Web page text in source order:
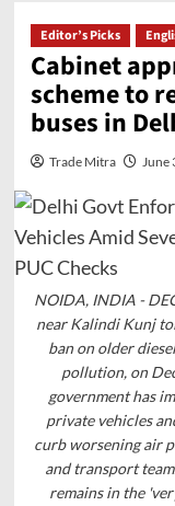
Editor’s Picks
Cabinet
scheme to
buses in
Trade Mitra June
NOIDA, INDIA -
near Kalindi Kunj
ban on older
pollution, on
government has
private vehicles
curb worsening air
and transport
remains in the